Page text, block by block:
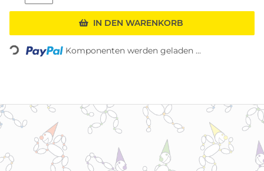
IN DEN WARENKORB
Loading... Komponenten werden geladen ...